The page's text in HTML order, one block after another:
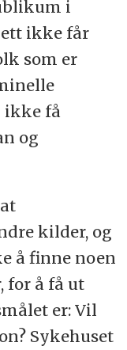
i
ikke får
som er
ikke få
og
kilder, og
å finne noen
for å få ut
er: Vil
Sykehuset